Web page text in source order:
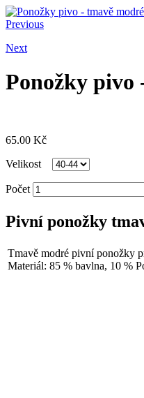
Previous
Next
Ponožky pivo
65.00 Kč
Velikost
Počet
Pivní ponožky
Tmavě modré pivní ponožky
Materiál: 85 % bavlna, 10 %